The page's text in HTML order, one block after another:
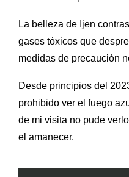
La belleza de Ijen
gases tóxicos que
medidas de precaución
Desde principios del
prohibido ver el fuego
de mi visita no pude
el amanecer.